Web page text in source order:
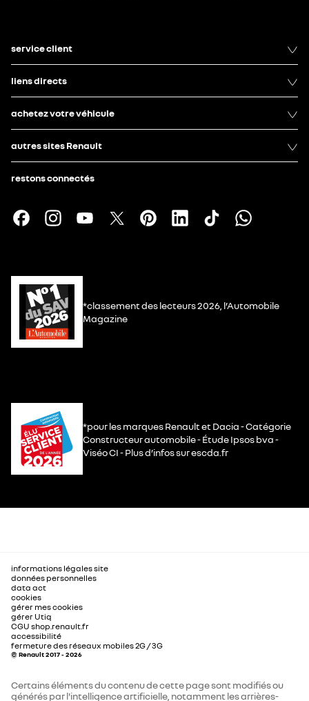
service client
liens directs
achetez votre véhicule
autres sites Renault
restons connectés
*classement des lecteurs 2026, l’Automobile
Magazine
*pour les marques Renault et Dacia - Catégorie
Constructeur automobile - Étude Ipsos bva -
Viséo CI - Plus d’infos sur escda.fr
informations légales site
données personnelles
data act
cookies
gérer mes cookies
gérer Utiq
CGU shop.renault.fr
accessibilité
fermeture des réseaux mobiles 2G / 3G
© Renault 2017 - 2026
Certains éléments du contenu de cette page sont modifiés ou
générés par l'intelligence artificielle, notamment les arrières-